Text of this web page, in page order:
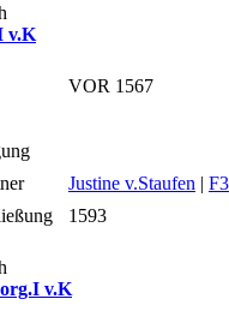
v.K
VOR 1567
Justine v.Staufen |
1593
v.K